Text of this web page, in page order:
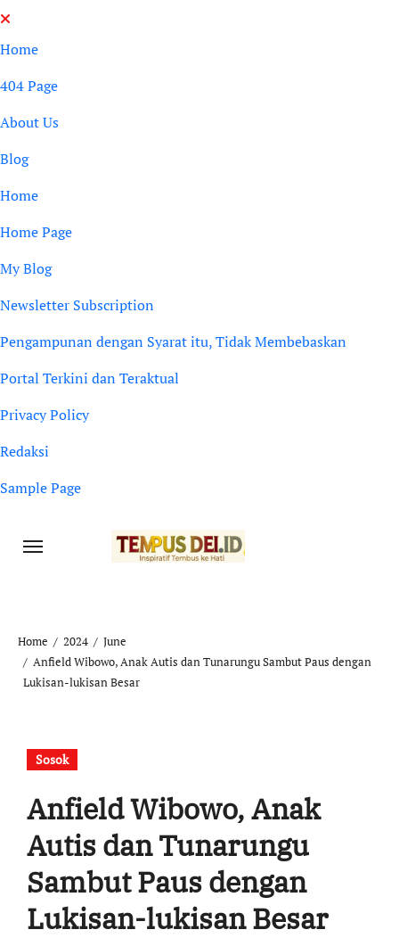
Skip
to
Home
404 Page
About Us
Blog
Home
Home Page
My Blog
Newsletter Subscription
Pengampunan dengan Syarat itu, Tidak Membebaskan
Portal Terkini dan Teraktual
Privacy Policy
Redaksi
Sample Page
Home 2024
June
Anfield Wibowo, Anak Autis dan Tunarungu Sambut Paus dengan
Lukisan-lukisan Besar
Sosok
Anfield Wibowo, Anak
Autis dan Tunarungu
Sambut Paus dengan
Lukisan-lukisan Besar